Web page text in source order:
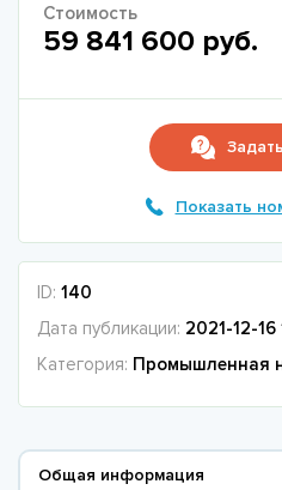
Стоимость
59 841 600 руб.
Показать
ID: 140
Дата публикации: 2021-12-16
Категория: Промышленная
Общая информация